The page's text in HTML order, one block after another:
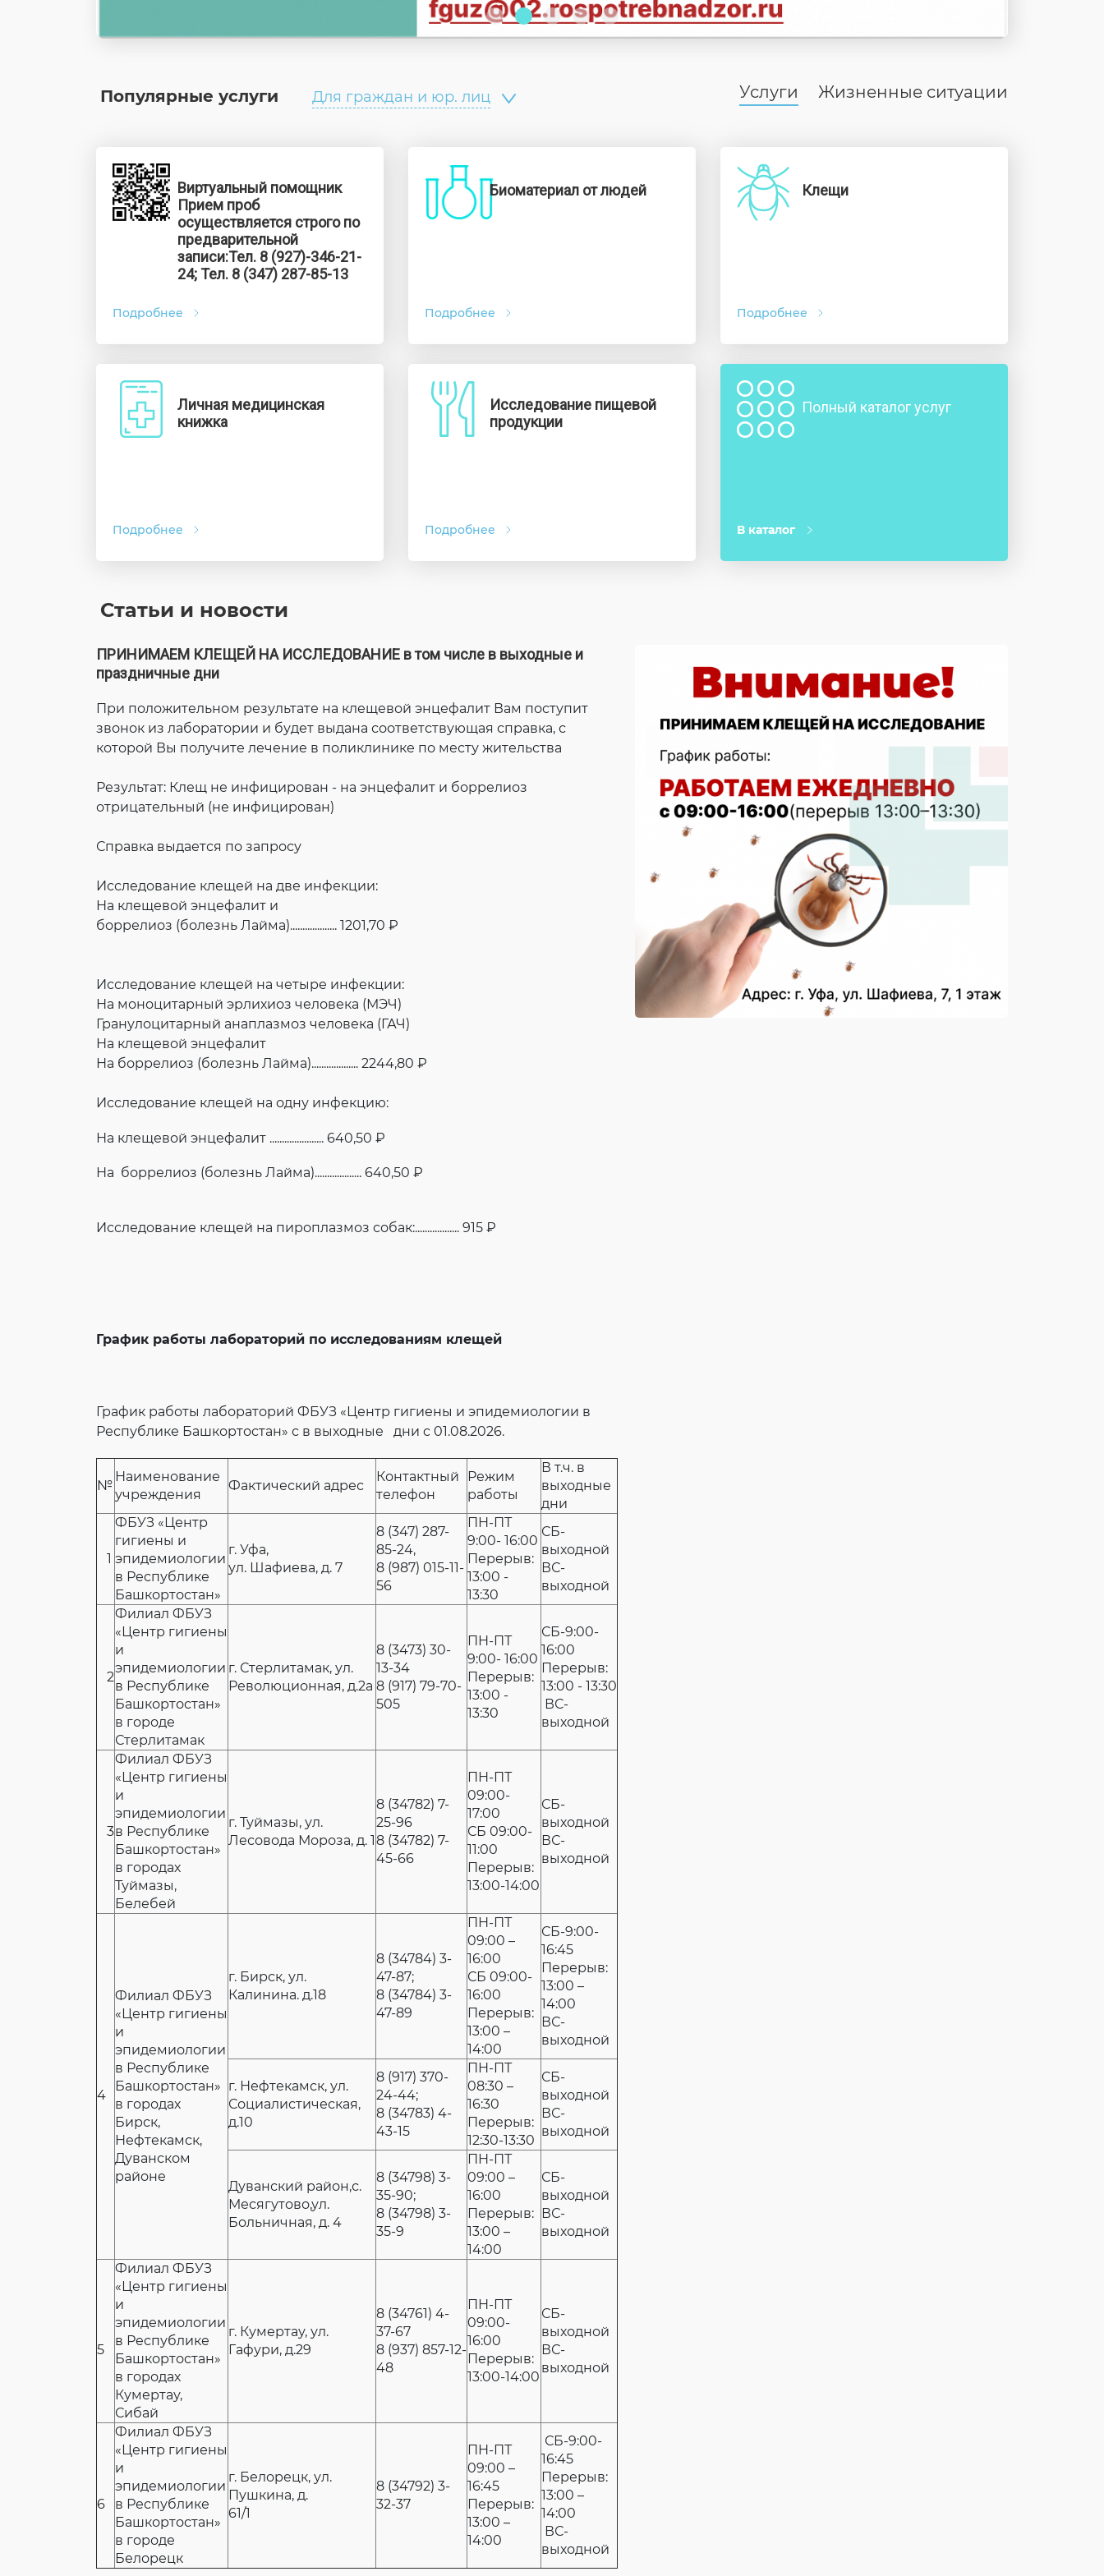
Популярные услуги Для граждан и юр. лиц Услуги Жизненные ситуации
Виртуальный помощник
Прием проб
осуществляется строго по
предварительной
записи:Тел. 8 (927)-346-21-
24; Тел. 8 (347) 287-85-13
Подробнее
Биоматериал от людей
Подробнее
Клещи
Подробнее
Личная медицинская
книжка
Подробнее
Исследование пищевой
продукции
Подробнее
Полный каталог услуг
В каталог
Статьи и новости
ПРИНИМАЕМ КЛЕЩЕЙ НА ИССЛЕДОВАНИЕ в том числе в выходные и
праздничные дни
При положительном результате на клещевой энцефалит Вам поступит
звонок из лаборатории и будет выдана соответствующая справка, с
которой Вы получите лечение в поликлинике по месту жительства
Результат: Клещ не инфицирован - на энцефалит и боррелиоз
отрицательный (не инфицирован)
Справка выдается по запросу
Исследование клещей на две инфекции:
На клещевой энцефалит и
боррелиоз (болезнь Лайма)................... 1201,70 ₽
Исследование клещей на четыре инфекции:
На моноцитарный эрлихиоз человека (МЭЧ)
Гранулоцитарный анаплазмоз человека (ГАЧ)
На клещевой энцефалит
На боррелиоз (болезнь Лайма)................... 2244,80 ₽
Исследование клещей на одну инфекцию:
На клещевой энцефалит ...................... 640,50 ₽
На боррелиоз (болезнь Лайма)................... 640,50 ₽
Исследование клещей на пироплазмоз собак:.................. 915 ₽
График работы лабораторий по исследованиям клещей
График работы лабораторий ФБУЗ «Центр гигиены и эпидемиологии в
Республике Башкортостан» с в выходные дни c 01.08.2026.
№
Наименование
учреждения
Фактический адрес
Контактный
телефон
Режим
работы
В т.ч. в
выходные
дни
1
ФБУЗ «Центр
гигиены и
эпидемиологии
в Республике
Башкортостан»
г. Уфа,
ул. Шафиева, д. 7
8 (347) 287-
85-24,
8 (987) 015-11-
56
ПН-ПТ
9:00- 16:00
Перерыв:
13:00 -
13:30
СБ-
выходной
ВС-
выходной
2
Филиал ФБУЗ
«Центр гигиены
и
эпидемиологии
в Республике
Башкортостан»
в городе
Стерлитамак
г. Стерлитамак, ул.
Революционная, д.2а
8 (3473) 30-
13-34
8 (917) 79-70-
505
ПН-ПТ
9:00- 16:00
Перерыв:
13:00 -
13:30
СБ-9:00-
16:00
Перерыв:
13:00 - 13:30
ВС-
выходной
3
Филиал ФБУЗ
«Центр гигиены
и
эпидемиологии
в Республике
Башкортостан»
в городах
Туймазы,
Белебей
г. Туймазы, ул.
Лесовода Мороза, д. 1
8 (34782) 7-
25-96
8 (34782) 7-
45-66
ПН-ПТ
09:00-
17:00
СБ 09:00-
11:00
Перерыв:
13:00-14:00
СБ-
выходной
ВС-
выходной
4
Филиал ФБУЗ
«Центр гигиены
и
эпидемиологии
в Республике
Башкортостан»
в городах
Бирск,
Нефтекамск,
Дуванском
районе
г. Бирск, ул.
Калинина. д.18
8 (34784) 3-
47-87;
8 (34784) 3-
47-89
ПН-ПТ
09:00 –
16:00
СБ 09:00-
16:00
Перерыв:
13:00 –
14:00
СБ-9:00-
16:45
Перерыв:
13:00 –
14:00
ВС-
выходной
г. Нефтекамск, ул.
Социалистическая,
д.10
8 (917) 370-
24-44;
8 (34783) 4-
43-15
ПН-ПТ
08:30 –
16:30
Перерыв:
12:30-13:30
СБ-
выходной
ВС-
выходной
Дуванский район,с.
Месягутово,ул.
Больничная, д. 4
8 (34798) 3-
35-90;
8 (34798) 3-
35-9
ПН-ПТ
09:00 –
16:00
Перерыв:
13:00 –
14:00
СБ-
выходной
ВС-
выходной
5
Филиал ФБУЗ
«Центр гигиены
и
эпидемиологии
в Республике
Башкортостан»
в городах
Кумертау,
Сибай
г. Кумертау, ул.
Гафури, д.29
8 (34761) 4-
37-67
8 (937) 857-12-
48
ПН-ПТ
09:00-
16:00
Перерыв:
13:00-14:00
СБ-
выходной
ВС-
выходной
6
Филиал ФБУЗ
«Центр гигиены
и
эпидемиологии
в Республике
Башкортостан»
в городе
Белорецк
г. Белорецк, ул.
Пушкина, д.
61/1
8 (34792) 3-
32-37
ПН-ПТ
09:00 –
16:45
Перерыв:
13:00 –
14:00
СБ-9:00-
16:45
Перерыв:
13:00 –
14:00
ВС-
выходной
Согласие на обработку личных данных